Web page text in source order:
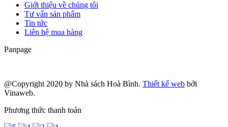
Giới thiệu về chúng tôi
Tư vấn sản phẩm
Tin tức
Liên hệ mua hàng
Panpage
@Copyright 2020 by Nhà sách Hoà Bình. Thiết kế web bởi
Vinaweb.
Phương thức thanh toán